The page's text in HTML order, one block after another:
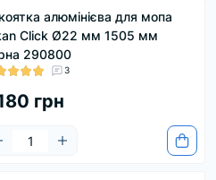
з мінімальними
ВІКАН охоплює всі
алюмінієва для мопа
Click Ø22 мм 1505 мм
290800
3
грн